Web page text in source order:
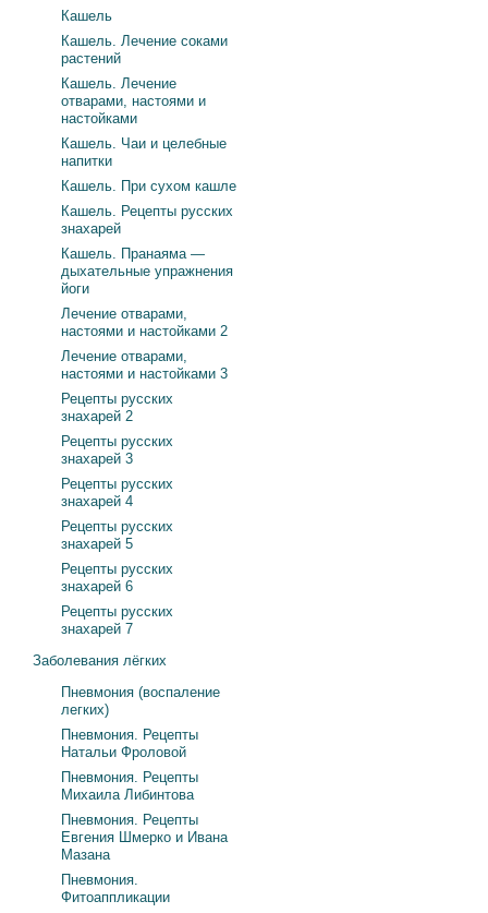
Кашель
Кашель. Лечение соками
растений
Кашель. Лечение
отварами, настоями и
настойками
Кашель. Чаи и целебные
напитки
Кашель. При сухом кашле
Кашель. Рецепты русских
знахарей
Кашель. Пранаяма —
дыхательные упражнения
йоги
Лечение отварами,
настоями и настойками 2
Лечение отварами,
настоями и настойками 3
Рецепты русских
знахарей 2
Рецепты русских
знахарей 3
Рецепты русских
знахарей 4
Рецепты русских
знахарей 5
Рецепты русских
знахарей 6
Рецепты русских
знахарей 7
Заболевания лёгких
Пневмония (воспаление
легких)
Пневмония. Рецепты
Натальи Фроловой
Пневмония. Рецепты
Михаила Либинтова
Пневмония. Рецепты
Евгения Шмерко и Ивана
Мазана
Пневмония.
Фитоаппликации